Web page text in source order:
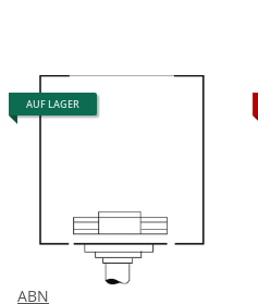
AUF LAGER
ABN